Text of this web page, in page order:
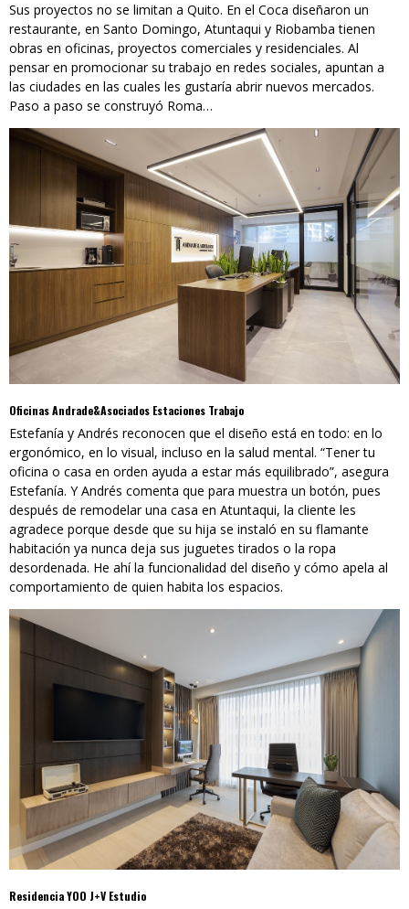
Sus proyectos no se limitan a Quito. En el Coca diseñaron un
restaurante, en Santo Domingo, Atuntaqui y Riobamba tienen
obras en oficinas, proyectos comerciales y residenciales. Al
pensar en promocionar su trabajo en redes sociales, apuntan a
las ciudades en las cuales les gustaría abrir nuevos mercados.
Paso a paso se construyó Roma…
Oficinas Andrade&Asociados Estaciones Trabajo
Estefanía y Andrés reconocen que el diseño está en todo: en lo
ergonómico, en lo visual, incluso en la salud mental. “Tener tu
oficina o casa en orden ayuda a estar más equilibrado”, asegura
Estefanía. Y Andrés comenta que para muestra un botón, pues
después de remodelar una casa en Atuntaqui, la cliente les
agradece porque desde que su hija se instaló en su flamante
habitación ya nunca deja sus juguetes tirados o la ropa
desordenada. He ahí la funcionalidad del diseño y cómo apela al
comportamiento de quien habita los espacios.
Residencia YOO J+V Estudio